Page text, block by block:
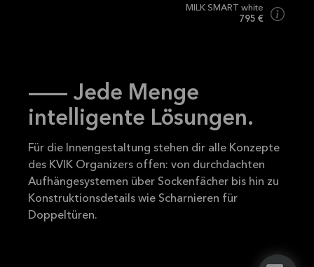
MILK SMART white
795 €
–- Jede Menge
intelligente Lösungen.
Für die Innengestaltung stehen dir alle Konzepte
des KVIK Organizers offen: von durchdachten
Aufhängesystemen über Sockenfächer bis hin zu
Konstruktionsdetails wie Scharnieren für
Doppeltüren.